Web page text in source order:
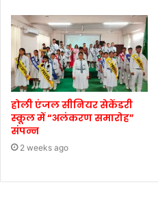
होली एंजल सीनियर सेकेंडरी
स्कूल में “अलंकरण समारोह”
संपन्न
2 weeks ago